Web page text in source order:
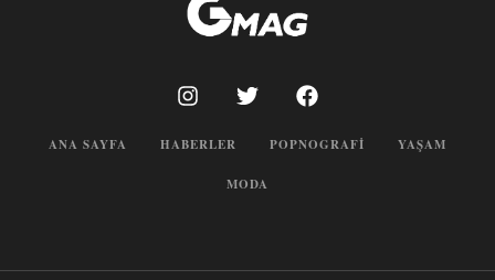
ANA SAYFA HABERLER POPNOGRAFI YAŞAM
MODA